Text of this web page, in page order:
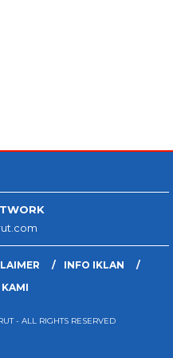
INFO IKLAN
- ALL RIGHTS RESERVED